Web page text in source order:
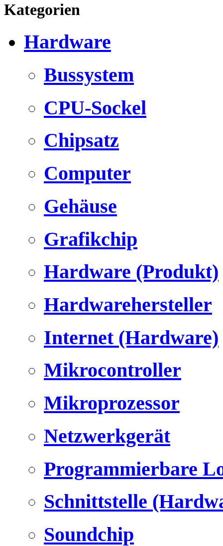
Kategorien
Hardware
Bussystem
CPU-Sockel
Chipsatz
Computer
Gehäuse
Grafikchip
Hardware (Produkt)
Hardwarehersteller
Internet (Hardware)
Mikrocontroller
Mikroprozessor
Netzwerkgerät
Programmierbare
Schnittstelle
Soundchip